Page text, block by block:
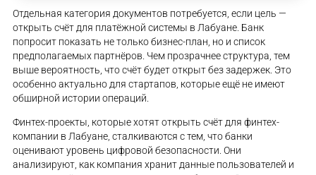
Отдельная категория документов потребуется, если цель —
открыть счёт для платёжной системы в Лабуане. Банк
попросит показать не только бизнес-план, но и список
предполагаемых партнёров. Чем прозрачнее структура, тем
выше вероятность, что счёт будет открыт без задержек. Это
особенно актуально для стартапов, которые ещё не имеют
обширной истории операций.
Финтех-проекты, которые хотят открыть счёт для финтех-
компании в Лабуане, сталкиваются с тем, что банки
оценивают уровень цифровой безопасности. Они
анализируют, как компания хранит данные пользователей и